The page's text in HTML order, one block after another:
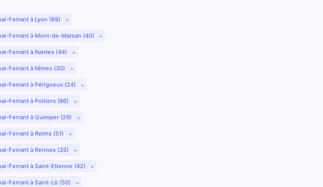
Ferrant à Lyon (69)
Ferrant à Mont-de-Marsan (40)
Ferrant à Nantes (44)
Ferrant à Nîmes (30)
Ferrant à Périgueux (24)
Ferrant à Poitiers (86)
Ferrant à Quimper (29)
Ferrant à Reims (51)
Ferrant à Rennes (35)
Ferrant à Saint-Etienne (42)
Ferrant à Saint-Lô (50)